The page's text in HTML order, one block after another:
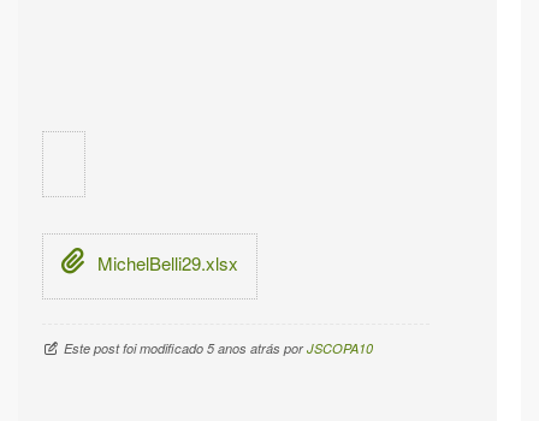
MichelBelli29.xlsx
Este post foi modificado 5 anos atrás por JSCOPA10